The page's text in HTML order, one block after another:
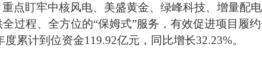
点盯牢中核风电、美盛黄金、绿峰科技、增量配
过程、全方位的“保姆式”服务，有效促进项目履约
累计到位资金119.92亿元，同比增长32.23%。